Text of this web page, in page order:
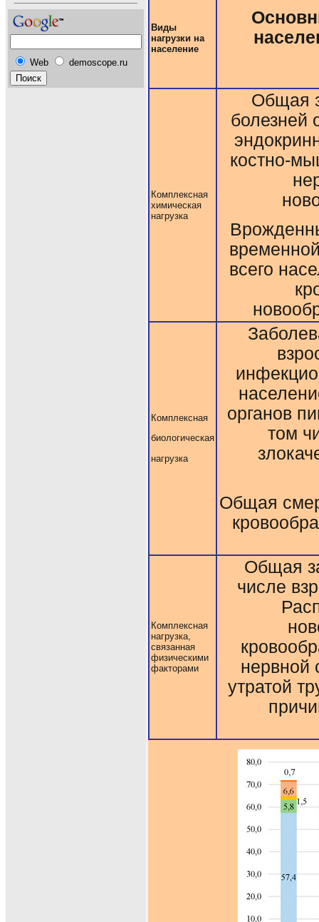
Web demoscope.ru
Виды
нагрузки на
население
Комплексная
химическая
нагрузка
Общая
болезней
костно-
всего
Комплексная
биологическая
нагрузка
органов
том
Общая
Комплексная
нагрузка,
связанная
физическими
факторами
Общая
числе
нервной
утратой